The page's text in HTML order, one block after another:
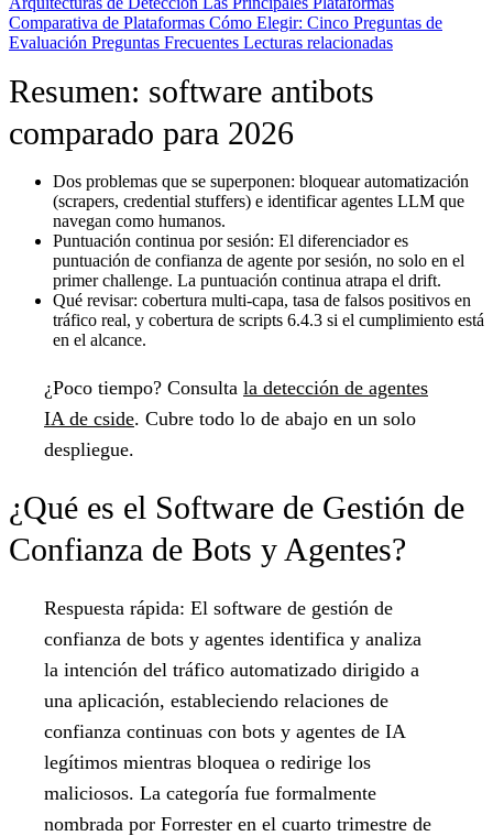
Comparativa de Plataformas Cómo Elegir: Cinco Preguntas de
Evaluación Preguntas Frecuentes Lecturas relacionadas
Resumen: software antibots
comparado para 2026
Dos problemas que se superponen: bloquear automatización
(scrapers, credential stuffers) e identificar agentes LLM que
navegan como humanos.
Puntuación continua por sesión: El diferenciador es
puntuación de confianza de agente por sesión, no solo en el
primer challenge. La puntuación continua atrapa el drift.
Qué revisar: cobertura multi-capa, tasa de falsos positivos en
tráfico real, y cobertura de scripts 6.4.3 si el cumplimiento está
en el alcance.
¿Poco tiempo? Consulta la detección de agentes
IA de cside. Cubre todo lo de abajo en un solo
despliegue.
¿Qué es el Software de Gestión de
Confianza de Bots y Agentes?
Respuesta rápida: El software de gestión de
confianza de bots y agentes identifica y analiza
la intención del tráfico automatizado dirigido a
una aplicación, estableciendo relaciones de
confianza continuas con bots y agentes de IA
legítimos mientras bloquea o redirige los
maliciosos. La categoría fue formalmente
nombrada por Forrester en el cuarto trimestre de